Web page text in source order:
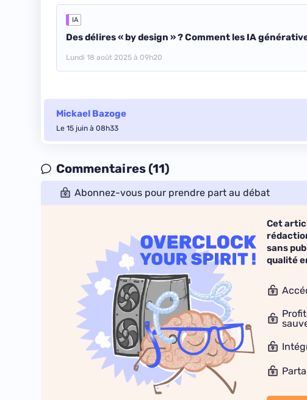
IA
Des délires « by design » ? Comment les IA
Lundi 18 août 2025 à 09h20
Mickael Bazoge
Le 15 juin à 08h33
Commentaires (11)
Abonnez-vous pour prendre part au débat
Cet
sans
qualité